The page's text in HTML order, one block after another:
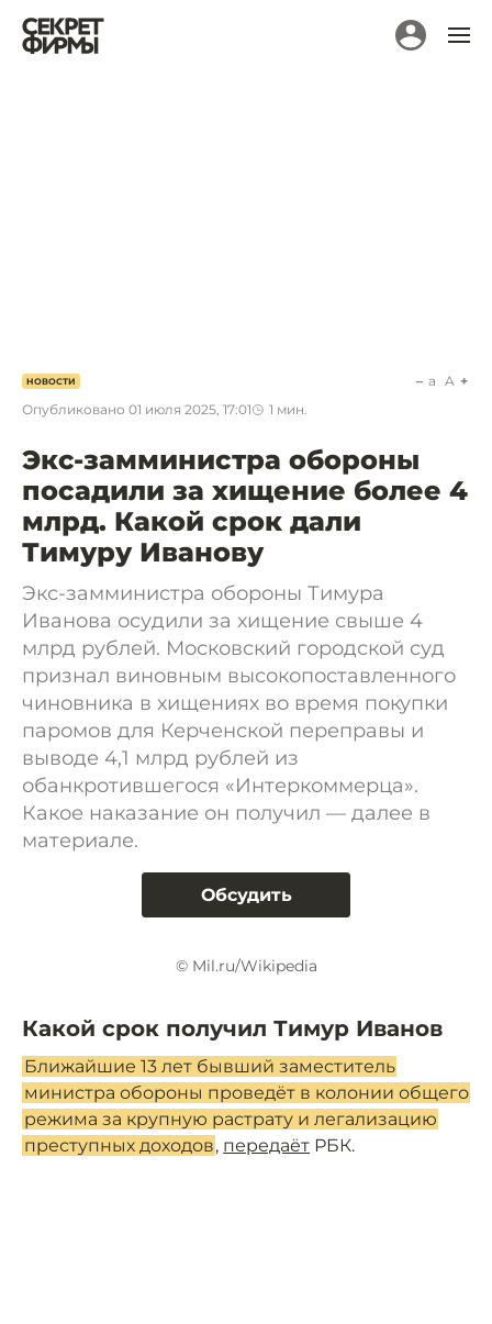
НОВОСТИ
Опубликовано 01 июля 2025, 17:01 1 мин.
a A
Экс-замминистра обороны
посадили за хищение более 4
млрд. Какой срок дали
Тимуру Иванову
Экс-замминистра обороны Тимура
Иванова осудили за хищение свыше 4
млрд рублей. Московский городской суд
признал виновным высокопоставленного
чиновника в хищениях во время покупки
паромов для Керченской переправы и
выводе 4,1 млрд рублей из
обанкротившегося «Интеркоммерца».
Какое наказание он получил — далее в
материале.
Обсудить
© Mil.ru/Wikipedia
Какой срок получил Тимур Иванов
Ближайшие 13 лет бывший заместитель
министра обороны проведёт в колонии общего
режима за крупную растрату и легализацию
преступных доходов, передаёт РБК.